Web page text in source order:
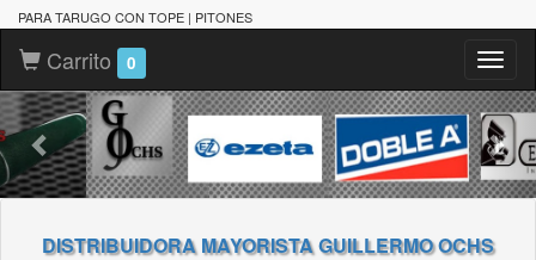
PARA TARUGO CON TOPE | PITONES
Carrito 0
DISTRIBUIDORA MAYORISTA GUILLERMO OCHS